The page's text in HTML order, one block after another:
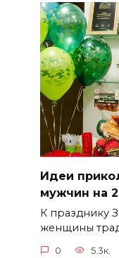
Идеи
мужчин на
К празднику
женщины
0 5.3к.